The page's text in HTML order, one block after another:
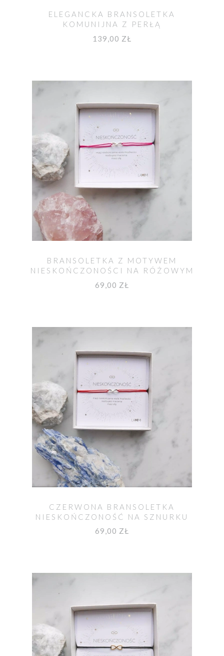
ELEGANCKA BRANSOLETKA
KOMUNIJNA Z PERŁĄ
139,00 ZŁ
BRANSOLETKA Z MOTYWEM
NIESKOŃCZONOŚCI NA RÓŻOWYM
SZNURKU
69,00 ZŁ
CZERWONA BRANSOLETKA
NIESKOŃCZONOŚĆ NA SZNURKU
69,00 ZŁ